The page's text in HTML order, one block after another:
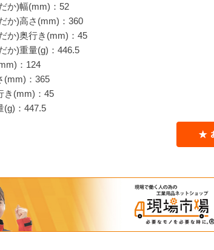
か)幅(mm)：52
か)高さ(mm)：360
か)奥行き(mm)：45
か)重量(g)：446.5
：124
(mm)：365
き(mm)：45
(g)：447.5